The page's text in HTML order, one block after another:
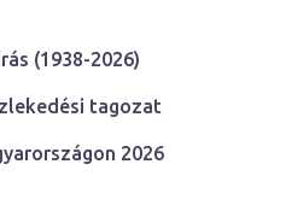
(1938-2026)
tagozat
2026